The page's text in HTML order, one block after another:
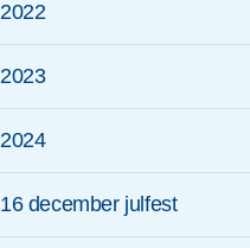
2022
2023
2024
16 december julfest